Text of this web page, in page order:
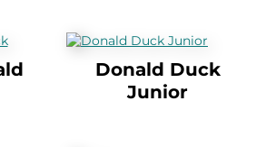
Donald Duck
Junior